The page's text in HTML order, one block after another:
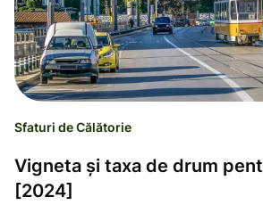
Sfaturi de Călătorie
Vigneta și taxa de drum
[2024]